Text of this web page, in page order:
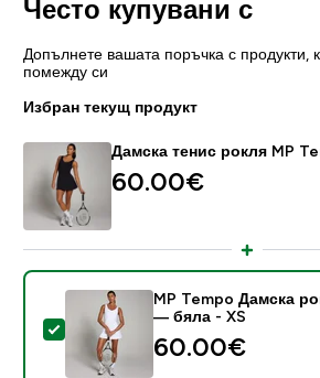
Често купувани с
Допълнете вашата поръчка с продукти,
помежду си
Избран текущ продукт
Дамска тенис рокля MP
60.00€‎
Select this product - MP
MP Tempo Дамска
— бяла - XS
60.00€‎